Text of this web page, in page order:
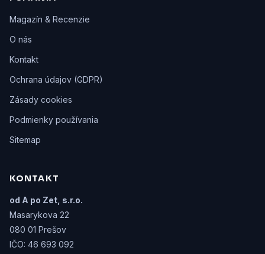
Magazín & Recenzie
O nás
Kontakt
Ochrana údajov (GDPR)
Zásady cookies
Podmienky používania
Sitemap
KONTAKT
od A po Zet, s.r.o.
Masarykova 22
080 01 Prešov
IČO: 46 693 092